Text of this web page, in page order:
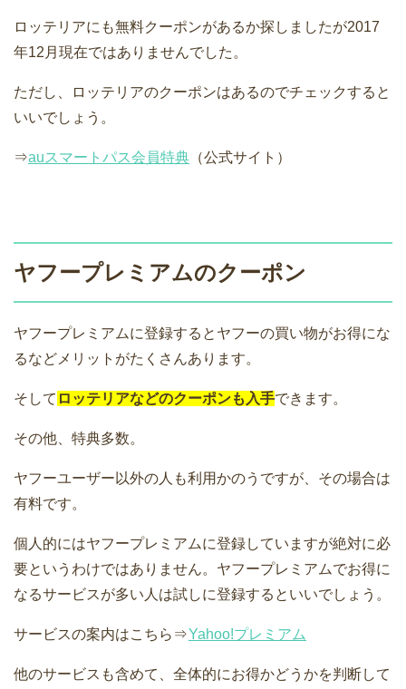
ロッテリアにも無料クーポンがあるか探しましたが2017
年12月現在ではありませんでした。
ただし、ロッテリアのクーポンはあるのでチェックすると
いいでしょう。
⇒auスマートパス会員特典 （公式サイト）
ヤフープレミアムのクーポン
ヤフープレミアムに登録するとヤフーの買い物がお得にな
るなどメリットがたくさんあります。
そして ロッテリアなどのクーポンも入手できます。
その他、特典多数。
ヤフーユーザー以外の人も利用かのうですが、その場合は
有料です。
個人的にはヤフープレミアムに登録していますが絶対に必
要というわけではありません。ヤフープレミアムでお得に
なるサービスが多い人は試しに登録するといいでしょう。
サービスの案内はこちら⇒Yahoo!プレミアム
他のサービスも含めて、全体的にお得かどうかを判断して